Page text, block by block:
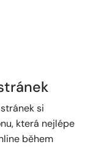
si
která nejlépe
během